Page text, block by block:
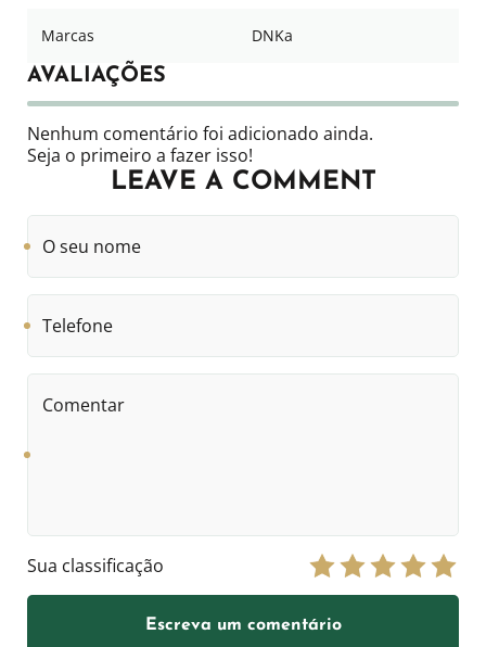
Marcas DNKa
AVALIAÇÕES
Nenhum comentário foi adicionado ainda.
Seja o primeiro a fazer isso!
LEAVE A COMMENT
seu
nome
Sua classificação
Escreva um comentário